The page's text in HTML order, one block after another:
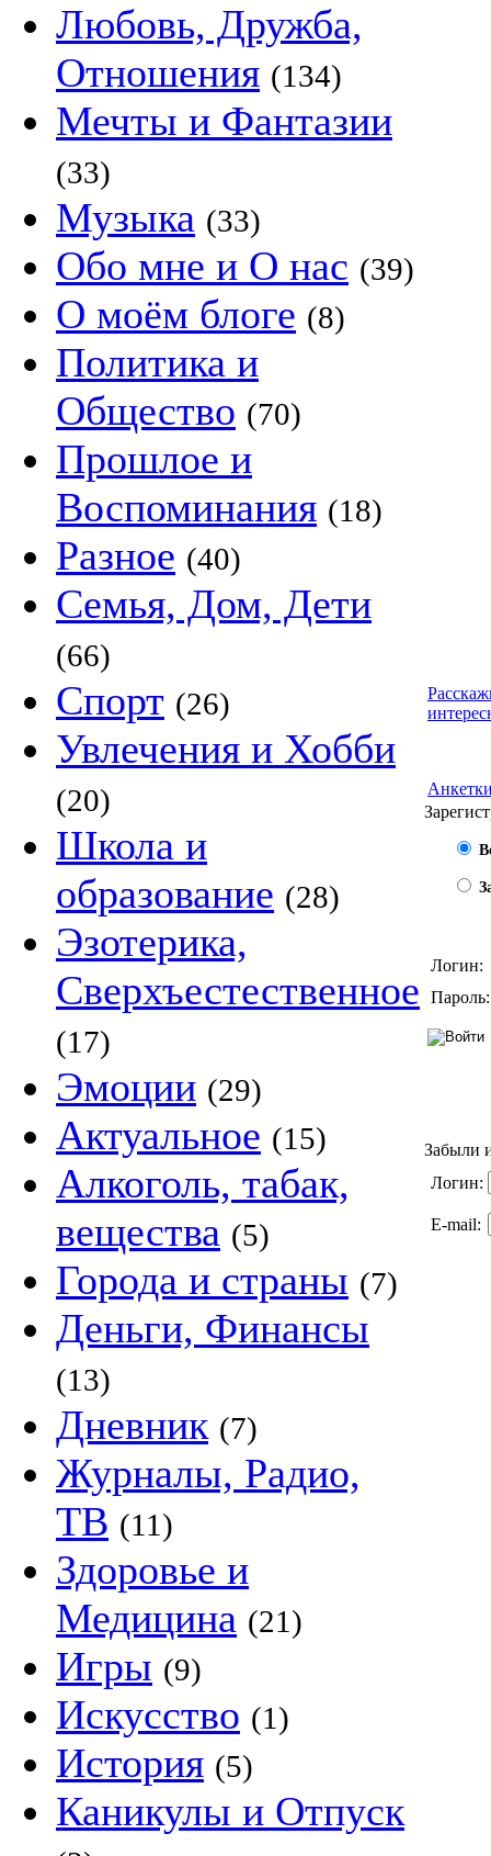
Любовь, Дружба,
Отношения (134)
Мечты и Фантазии
(33)
Музыка (33)
Обо мне и О нас (39)
О моём блоге (8)
Политика и
Общество (70)
Прошлое и
Воспоминания (18)
Разное (40)
Семья, Дом, Дети
(66)
Спорт (26)
Увлечения и Хобби
(20)
Школа и
образование (28)
Эзотерика,
Сверхъестественное
(17)
Эмоции (29)
Актуальное (15)
Алкоголь, табак,
вещества (5)
Города и страны (7)
Деньги, Финансы
(13)
Дневник (7)
Журналы, Радио,
ТВ (11)
Здоровье и
Медицина (21)
Игры (9)
Искусство (1)
История (5)
Каникулы и Отпуск
Логин:
Пароль:
Забыли
Логин:
E-mail: